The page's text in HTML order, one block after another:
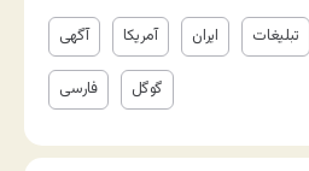
آگهی آمریکا ایران تبلیغات
فارسی گوگل